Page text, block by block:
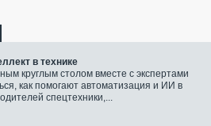
в технике
круглым столом вместе с экспертами
как помогают автоматизация и ИИ в
спецтехники,...